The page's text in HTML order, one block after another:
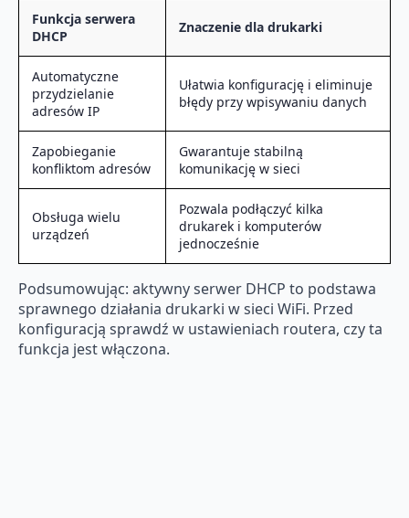
Funkcja serwera
DHCP
Znaczenie dla drukarki
Automatyczne
przydzielanie
adresów IP
Ułatwia konfigurację i eliminuje
błędy przy wpisywaniu danych
Zapobieganie
konfliktom adresów
Gwarantuje stabilną
komunikację w sieci
Obsługa wielu
urządzeń
Pozwala podłączyć kilka
drukarek i komputerów
jednocześnie
Podsumowując: aktywny serwer DHCP to podstawa
sprawnego działania drukarki w sieci WiFi. Przed
konfiguracją sprawdź w ustawieniach routera, czy ta
funkcja jest włączona.